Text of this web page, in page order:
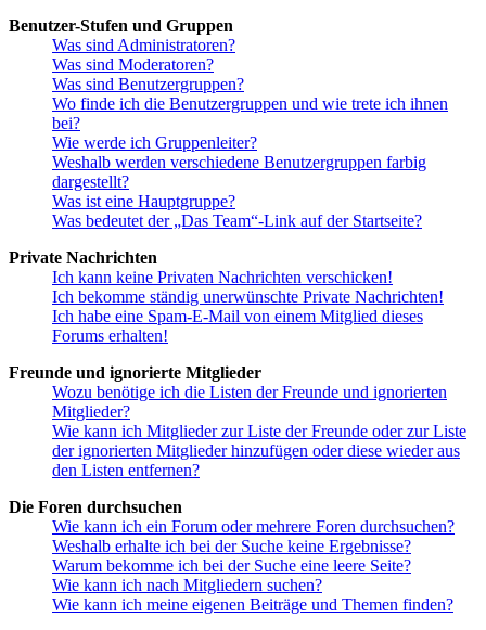
Benutzer-Stufen und Gruppen
Was sind Administratoren?
Was sind Moderatoren?
Was sind Benutzergruppen?
Wo finde ich die Benutzergruppen und wie trete ich ihnen
bei?
Wie werde ich Gruppenleiter?
Weshalb werden verschiedene Benutzergruppen farbig
dargestellt?
Was ist eine Hauptgruppe?
Was bedeutet der „Das Team“-Link auf der Startseite?
Private Nachrichten
Ich kann keine Privaten Nachrichten verschicken!
Ich bekomme ständig unerwünschte Private Nachrichten!
Ich habe eine Spam-E-Mail von einem Mitglied dieses
Forums erhalten!
Freunde und ignorierte Mitglieder
Wozu benötige ich die Listen der Freunde und ignorierten
Mitglieder?
Wie kann ich Mitglieder zur Liste der Freunde oder zur Liste
der ignorierten Mitglieder hinzufügen oder diese wieder aus
den Listen entfernen?
Die Foren durchsuchen
Wie kann ich ein Forum oder mehrere Foren durchsuchen?
Weshalb erhalte ich bei der Suche keine Ergebnisse?
Warum bekomme ich bei der Suche eine leere Seite?
Wie kann ich nach Mitgliedern suchen?
Wie kann ich meine eigenen Beiträge und Themen finden?